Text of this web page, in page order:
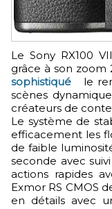
Le Sony RX100 VII impressionne par sa polyvalence
grâce à son zoom
sophistiqué le
scènes
créateurs de
Le système de
efficacement les
de faible
seconde avec
actions rapides
Exmor RS CMOS
en détails avec